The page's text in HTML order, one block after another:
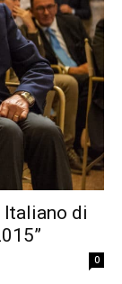
Italiano di
0